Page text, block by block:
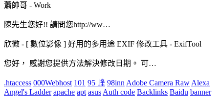
蕭帥哥 - Work
陳先生您好!! 請問您http://ww…
欣微 - [ 數位影像 ] 好用的多用途 EXIF 修改工具 - ExifTool
您好， 感謝您提供方法解決修改日期。 可…
.htaccess 000Webhost 101 95 峰 98inn Adobe Camera Raw Alexa
Angel's Ladder apache apt asus Auth code Backlinks Baidu banner